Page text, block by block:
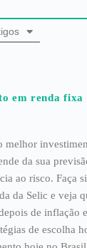
em renda fixa
da sua
ao risco. Faça
da Selic e veja
de inflação
de escolha